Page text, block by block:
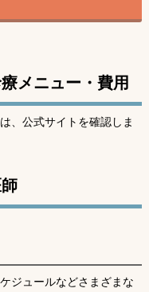
メニュー・費用
、公式サイトを確認しま
ジュールなどさまざまな